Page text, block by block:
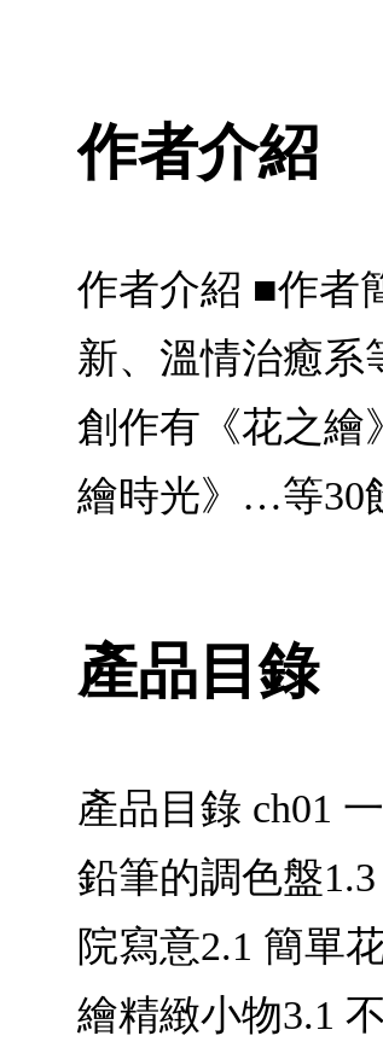
作者介紹
作者介紹 ■作者
新、溫情治癒系
創作有《花之繪
繪時光》…等30
產品目錄
產品目錄 ch01
鉛筆的調色盤
院寫意2.1 簡單
繪精緻小物3.1